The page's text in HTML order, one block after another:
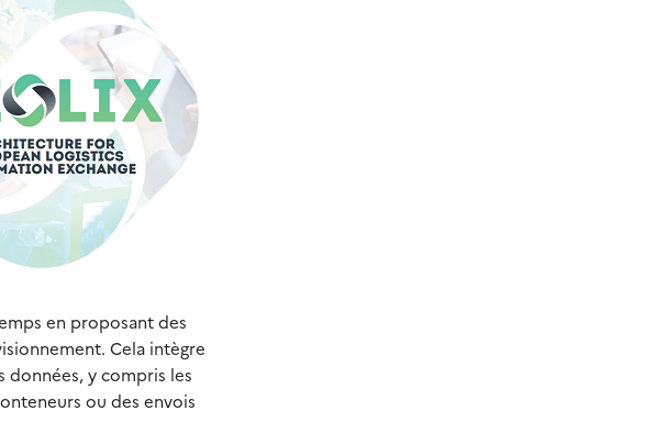
en proposant des
Cela intègre
y compris les
ou des envois